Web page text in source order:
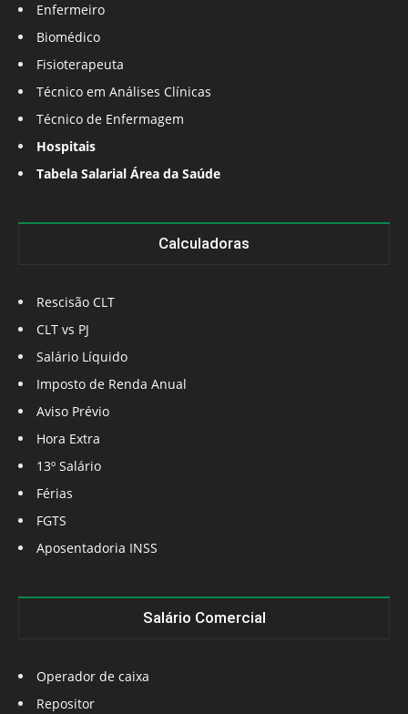
Enfermeiro
Biomédico
Fisioterapeuta
Técnico em Análises Clínicas
Técnico de Enfermagem
Hospitais
Tabela Salarial Área da Saúde
Calculadoras
Rescisão CLT
CLT vs PJ
Salário Líquido
Imposto de Renda Anual
Aviso Prévio
Hora Extra
13º Salário
Férias
FGTS
Aposentadoria INSS
Salário Comercial
Operador de caixa
Repositor